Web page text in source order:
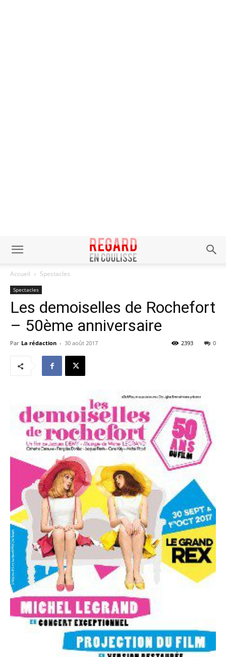
Accueil Spectacles
Spectacles
Les demoiselles de Rochefort
– 50ème anniversaire
Par La rédaction - 30 août 2017 0
2393